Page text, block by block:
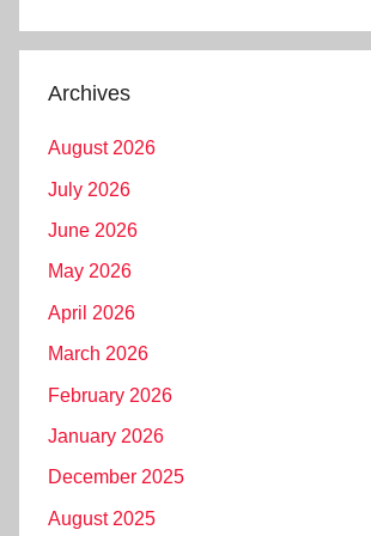
Archives
August 2026
July 2026
June 2026
May 2026
April 2026
March 2026
February 2026
January 2026
December 2025
August 2025